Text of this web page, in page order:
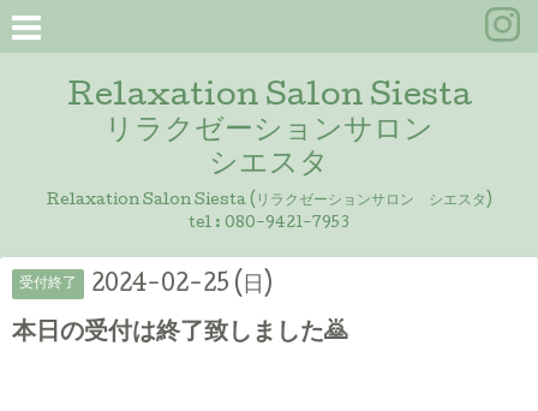
Relaxation Salon Siesta
リラクゼーションサロン
シエスタ
Relaxation Salon Siesta (リラクゼーションサロン シエスタ)
tel : 080-9421-7953
受付終了 2024-02-25 (日)
本日の受付は終了致しました🙇